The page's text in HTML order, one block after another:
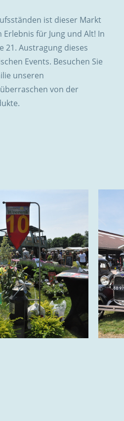
ist dieser Markt
für Jung und Alt! In
21. Austragung dieses
Events. Besuchen Sie
unseren
von der